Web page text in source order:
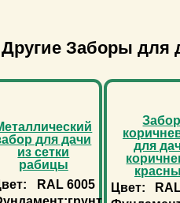
Другие Заборы для
для дачи
из сетки
рабицы
RAL 6005
Забор
для
Цвет: